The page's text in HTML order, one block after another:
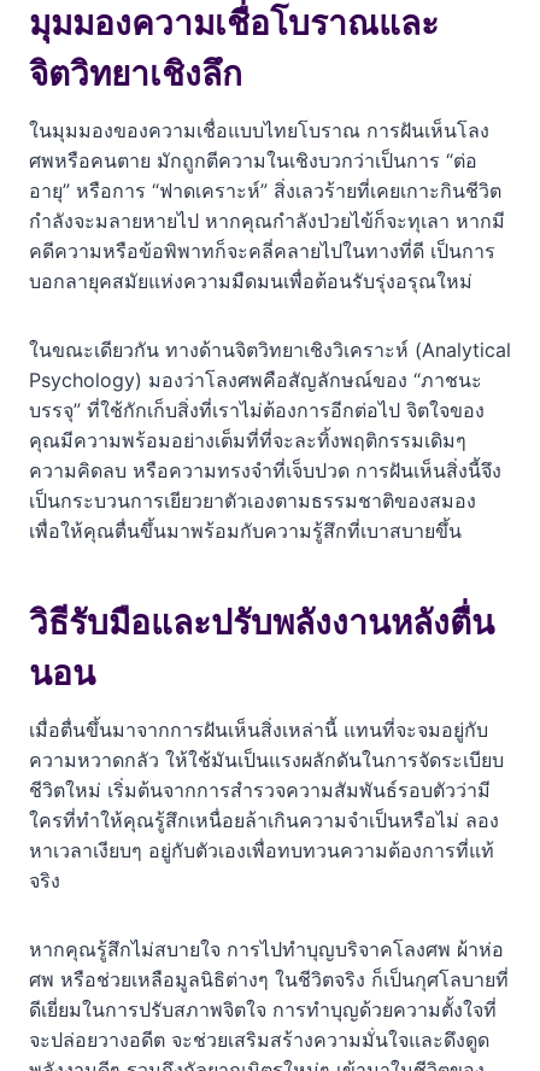
มุมมองความเชื่อโบราณและ
จิตวิทยาเชิงลึก
ในมุมมองของความเชื่อแบบไทยโบราณ การฝันเห็นโลง
ศพหรือคนตาย มักถูกตีความในเชิงบวกว่าเป็นการ “ต่อ
อายุ” หรือการ “ฟาดเคราะห์” สิ่งเลวร้ายที่เคยเกาะกินชีวิต
กำลังจะมลายหายไป หากคุณกำลังป่วยไข้ก็จะทุเลา หากมี
คดีความหรือข้อพิพาทก็จะคลี่คลายไปในทางที่ดี เป็นการ
บอกลายุคสมัยแห่งความมืดมนเพื่อต้อนรับรุ่งอรุณใหม่
ในขณะเดียวกัน ทางด้านจิตวิทยาเชิงวิเคราะห์ (Analytical
Psychology) มองว่าโลงศพคือสัญลักษณ์ของ “ภาชนะ
บรรจุ” ที่ใช้กักเก็บสิ่งที่เราไม่ต้องการอีกต่อไป จิตใจของ
คุณมีความพร้อมอย่างเต็มที่ที่จะละทิ้งพฤติกรรมเดิมๆ
ความคิดลบ หรือความทรงจำที่เจ็บปวด การฝันเห็นสิ่งนี้จึง
เป็นกระบวนการเยียวยาตัวเองตามธรรมชาติของสมอง
เพื่อให้คุณตื่นขึ้นมาพร้อมกับความรู้สึกที่เบาสบายขึ้น
วิธีรับมือและปรับพลังงานหลังตื่น
นอน
เมื่อตื่นขึ้นมาจากการฝันเห็นสิ่งเหล่านี้ แทนที่จะจมอยู่กับ
ความหวาดกลัว ให้ใช้มันเป็นแรงผลักดันในการจัดระเบียบ
ชีวิตใหม่ เริ่มต้นจากการสำรวจความสัมพันธ์รอบตัวว่ามี
ใครที่ทำให้คุณรู้สึกเหนื่อยล้าเกินความจำเป็นหรือไม่ ลอง
หาเวลาเงียบๆ อยู่กับตัวเองเพื่อทบทวนความต้องการที่แท้
จริง
หากคุณรู้สึกไม่สบายใจ การไปทำบุญบริจาคโลงศพ ผ้าห่อ
ศพ หรือช่วยเหลือมูลนิธิต่างๆ ในชีวิตจริง ก็เป็นกุศโลบายที่
ดีเยี่ยมในการปรับสภาพจิตใจ การทำบุญด้วยความตั้งใจที่
จะปล่อยวางอดีต จะช่วยเสริมสร้างความมั่นใจและดึงดูด